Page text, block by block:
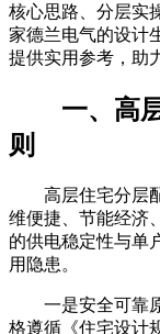
核心思路、分层实
家德兰电气的设计
提供实用参考，助
一、高
则
高层住宅分层
维便捷、节能经济
的供电稳定性与单
用隐患。
一是安全可靠
格遵循《住宅设计